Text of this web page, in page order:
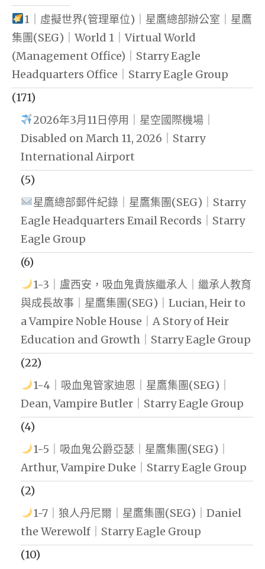
1｜虛擬世界(管理單位)｜星鷹總部辦公室｜星鷹
集團(SEG)｜World 1｜Virtual World
(Management Office)｜Starry Eagle
Headquarters Office｜Starry Eagle Group
(171)
2026年3月11日停用｜星空國際機場｜
Disabled on March 11, 2026｜Starry
International Airport
(5)
星鷹總部郵件紀錄｜星鷹集團(SEG)｜Starry
Eagle Headquarters Email Records｜Starry
Eagle Group
(6)
1-3｜盧西安，吸血鬼貴族繼承人｜繼承人教育
與成長故事｜星鷹集團(SEG)｜Lucian, Heir to
a Vampire Noble House｜A Story of Heir
Education and Growth｜Starry Eagle Group
(22)
1-4｜吸血鬼管家迪恩｜星鷹集團(SEG)｜
Dean, Vampire Butler｜Starry Eagle Group
(4)
1-5｜吸血鬼公爵亞瑟｜星鷹集團(SEG)｜
Arthur, Vampire Duke｜Starry Eagle Group
(2)
1-7｜狼人丹尼爾｜星鷹集團(SEG)｜Daniel
the Werewolf｜Starry Eagle Group
(10)